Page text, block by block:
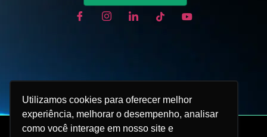
Utilizamos cookies para oferecer melhor
experiência, melhorar o desempenho, analisar
como você interage em nosso site e